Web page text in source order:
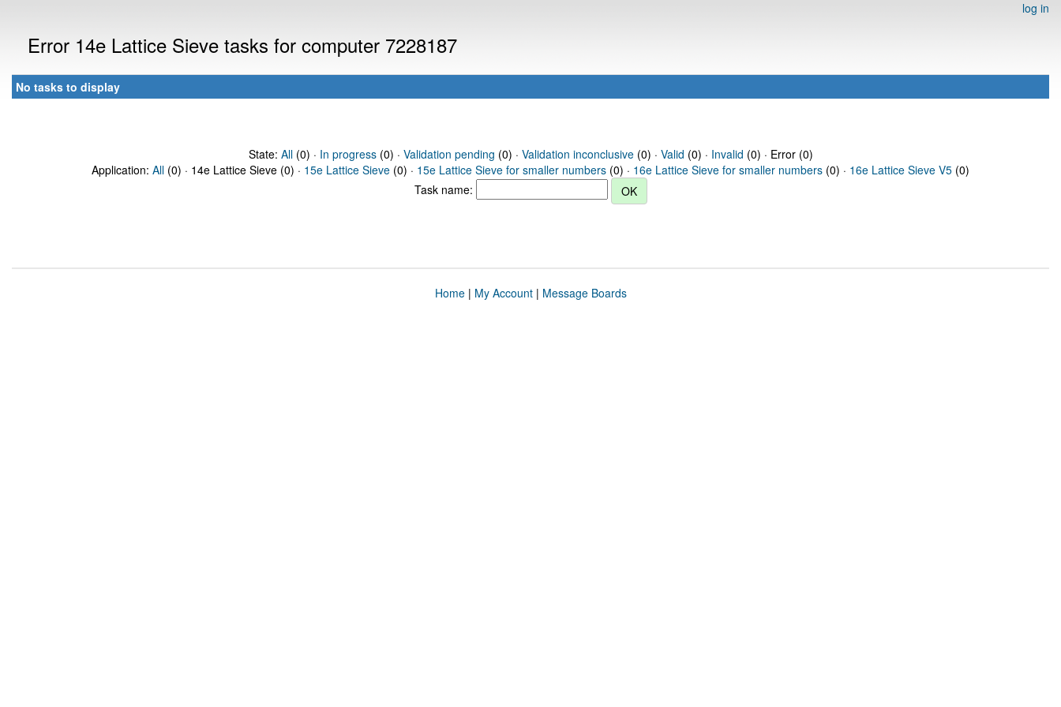
log in
Error 14e Lattice Sieve tasks for computer 7228187
No tasks to display
State: All(0) · In progress(0) · Validation pending (0) · Validation inconclusive(0) · Valid (0) · Invalid (0) · Error (0)
Application: All (0) · 14e Lattice Sieve (0) · 15e Lattice Sieve (0) · 15e Lattice Sieve for smaller numbers (0) · 16e Lattice Sieve for smaller numbers (0) · 16e Lattice Sieve V5 (0)
Task name:
Home| My Account| Message Boards